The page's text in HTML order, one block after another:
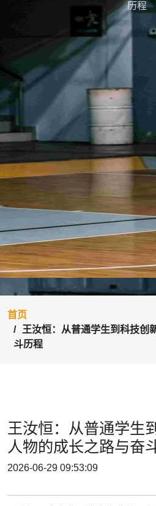
历程
首页
王汝恒：从普通学生到科技创
斗历程
王汝恒：从普通学生
人物的成长之路与奋
2026-06-29 09:53:09